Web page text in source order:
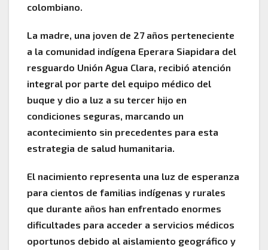
colombiano.
La madre, una joven de 27 años perteneciente
a la comunidad indígena Eperara Siapidara del
resguardo Unión Agua Clara, recibió atención
integral por parte del equipo médico del
buque y dio a luz a su tercer hijo en
condiciones seguras, marcando un
acontecimiento sin precedentes para esta
estrategia de salud humanitaria.
El nacimiento representa una luz de esperanza
para cientos de familias indígenas y rurales
que durante años han enfrentado enormes
dificultades para acceder a servicios médicos
oportunos debido al aislamiento geográfico y